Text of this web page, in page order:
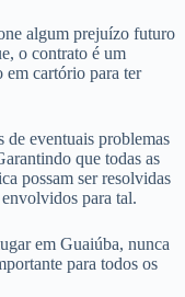
algum prejuízo futuro
o contrato é um
em cartório para ter
de eventuais problemas
que todas as
possam ser resolvidas
para tal.
em Guaiúba, nunca
para todos os